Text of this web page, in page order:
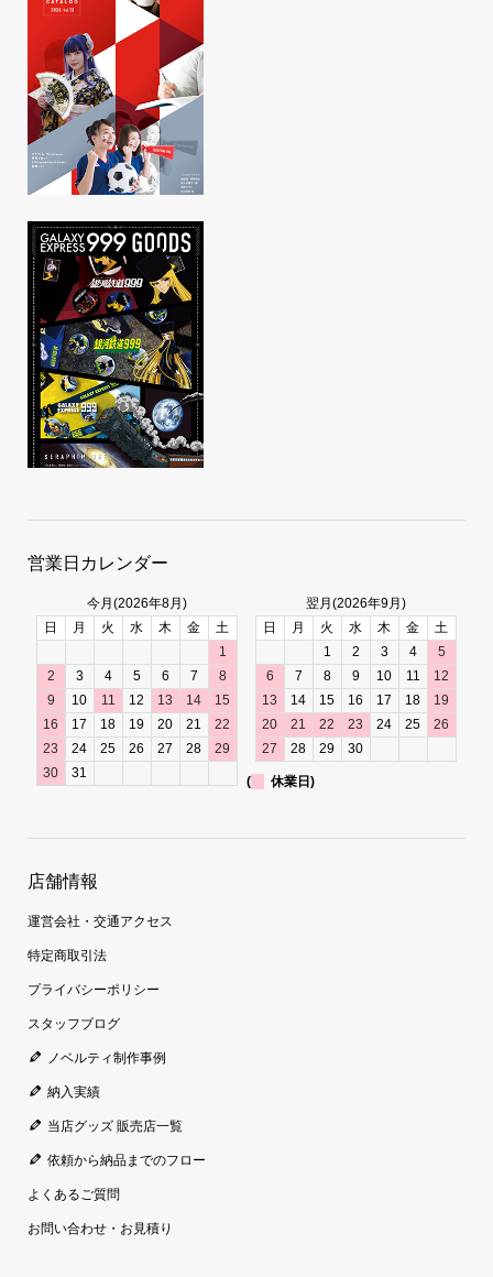
営業日カレンダー
今月(2026年8月)
日
月 火 水 木 金
土
1
2
3 4 5 6 7
8
9
10 11 12 13 14
15
16
17 18 19 20 21
22
23
24 25 26 27 28
29
30
31
翌月(2026年9月)
日
月 火 水 木 金
土
1
2 3 4
5
6
7 8 9 10 11
12
13
14 15 16 17 18
19
20
21 22 23 24 25
26
27
28 29 30
( 休業日)
店舗情報
運営会社・交通アクセス
特定商取引法
プライバシーポリシー
スタッフブログ
ノベルティ制作事例
納入実績
当店グッズ 販売店一覧
依頼から納品までのフロー
よくあるご質問
お問い合わせ・お見積り